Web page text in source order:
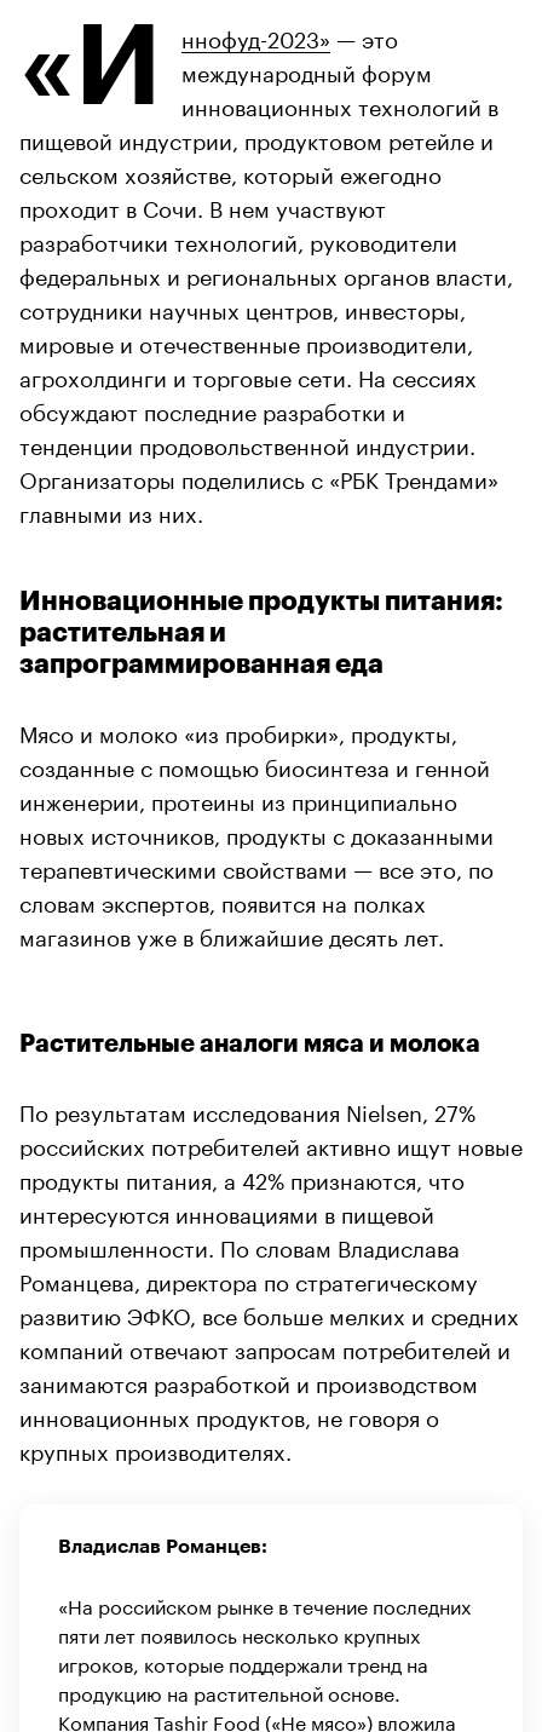
«И ннофуд-2023» — это
международный форум
инновационных технологий в
пищевой индустрии, продуктовом ретейле и
сельском хозяйстве, который ежегодно
проходит в Сочи. В нем участвуют
разработчики технологий, руководители
федеральных и региональных органов власти,
сотрудники научных центров, инвесторы,
мировые и отечественные производители,
агрохолдинги и торговые сети. На сессиях
обсуждают последние разработки и
тенденции продовольственной индустрии.
Организаторы поделились с «РБК Трендами»
главными из них.
Инновационные продукты питания:
растительная и
запрограммированная еда
Мясо и молоко «из пробирки», продукты,
созданные с помощью биосинтеза и генной
инженерии, протеины из принципиально
новых источников, продукты с доказанными
терапевтическими свойствами — все это, по
словам экспертов, появится на полках
магазинов уже в ближайшие десять лет.
Растительные аналоги мяса и молока
По результатам исследования Nielsen, 27%
российских потребителей активно ищут новые
продукты питания, а 42% признаются, что
интересуются инновациями в пищевой
промышленности. По словам Владислава
Романцева, директора по стратегическому
развитию ЭФКО, все больше мелких и средних
компаний отвечают запросам потребителей и
занимаются разработкой и производством
инновационных продуктов, не говоря о
крупных производителях.
Владислав Романцев:
«На российском рынке в течение последних
пяти лет появилось несколько крупных
игроков, которые поддержали тренд на
продукцию на растительной основе.
Компания Tashir Food («Не мясо») вложила